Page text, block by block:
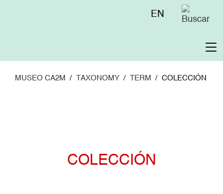
Menú
EN
MUSEO CA2M TAXONOMY TERM COLECCIÓN
COLECCIÓN